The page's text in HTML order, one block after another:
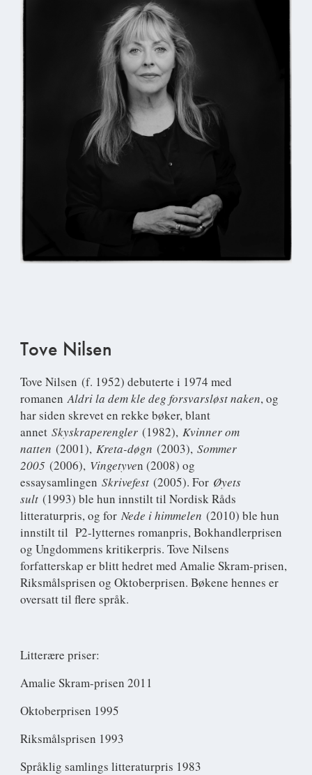
Tove Nilsen
Tove Nilsen (f. 1952) debuterte i 1974 med
romanenAldri la dem kle deg forsvarsløst naken, og
har siden skrevet en rekke bøker, blant
annet Skyskraperengler (1982), Kvinner om
natten (2001), Kreta-døgn (2003), Sommer
2005 (2006), Vingetyven (2008) og
essaysamlingen Skrivefest (2005). For Øyets
sult (1993) ble hun innstilt til Nordisk Råds
litteraturpris, og for Nede i himmelen (2010) ble hun
innstilt til P2-lytternes romanpris, Bokhandlerprisen
og Ungdommens kritikerpris. Tove Nilsens
forfatterskap er blitt hedret med Amalie Skram-prisen,
Riksmålsprisen og Oktoberprisen. Bøkene hennes er
oversatt til flere språk.
Litterære priser:
Amalie Skram-prisen 2011
Oktoberprisen 1995
Riksmålsprisen 1993
Språklig samlings litteraturpris 1983